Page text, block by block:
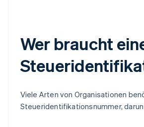
Wer braucht
Viele Arten von Organisationen
Steueridentifikationsnummer,